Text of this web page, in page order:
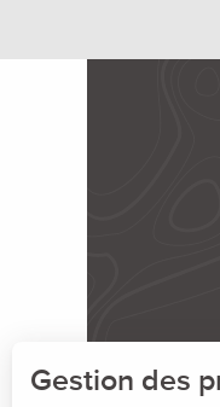
Gestion des